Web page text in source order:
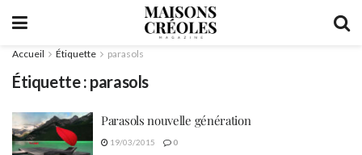
Accueil Étiquette parasols
Étiquette : parasols
Parasols nouvelle génération
19/03/2015 0